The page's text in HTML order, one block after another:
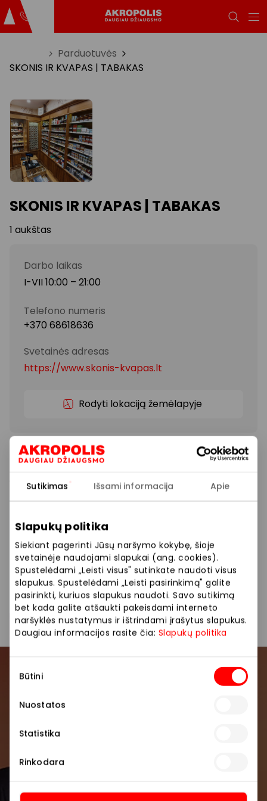
Sutikimas Išsami informacija Apie
Slapukų politika
Siekiant pagerinti Jūsų naršymo kokybę, šioje
svetainėje naudojami slapukai (ang. cookies).
Spustelėdami „Leisti visus" sutinkate naudoti visus
slapukus. Spustelėdami „Leisti pasirinkimą" galite
pasirinkti, kuriuos slapukus naudoti. Savo sutikimą
bet kada galite atšaukti pakeisdami interneto
naršyklės nustatymus ir ištrindami įrašytus slapukus.
Daugiau informacijos rasite čia: Slapukų politika
pasirinkimas
Būtini
Nuostatos
Statistika
Rinkodara
Parduotuvės
SKONIS IR KVAPAS | TABAKAS
SKONIS IR KVAPAS | TABAKAS
1 aukštas
Darbo laikas
I-VII 10:00 – 21:00
Telefono numeris
+370 68618636
Svetainės adresas
https://www.skonis-kvapas.lt
Rodyti lokaciją žemėlapyje
Kodėl garsiausi pasaulio sekliai rūkė pypkę, o
prezidentai – cigarus? Ateikite ir pasiklauskite į
Visa rūkymo atributika: pypkės, cigarai, tabakas,
solidūs žiebtuvėliai, gėdos oriam rūkoriui
nepadarysiantys pypkių ir cigarų aksesuarai,
kaljanai… Susigaudyti šiame gausiame asortimente
Jums padės patyręs tabako žinovas.
Kita Parduotuvės
renginius ir naujausią informaciją iš AKROPOLIS